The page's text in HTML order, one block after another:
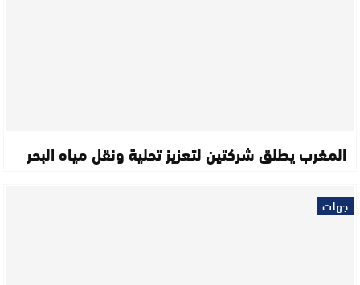
المغرب يطلق شركتين لتعزيز تحلية ونقل مياه البحر
جهات